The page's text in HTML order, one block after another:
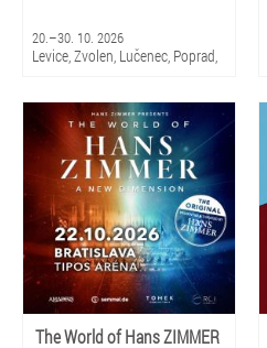
20.–30. 10. 2026
Levice, Zvolen, Lučenec, Poprad,
The World of Hans ZIMMER